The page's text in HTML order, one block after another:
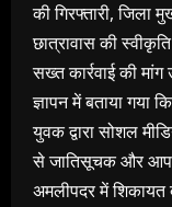
की गिरफ्तारी, जिला
छात्रावास की
सख्त कार्रवाई की मांग
ज्ञापन में बताया गया
युवक द्वारा सोशल
से जातिसूचक और
अमलीपदर में शिकायत